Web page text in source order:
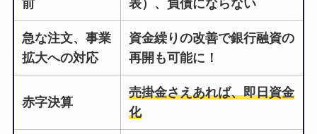
前
表）、負債にならない
急な注文、事業
拡大への対応
資金繰りの改善で銀行融資の
再開も可能に！
赤字決算
売掛金さえあれば、即日資金
化